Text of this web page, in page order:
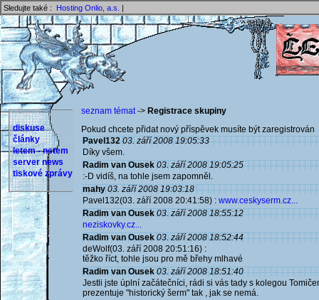
Sledujte také : Hosting Onlio, a.s. |
diskuse
články
letem - netem
server news
tiskové zprávy
seznam témat-> Registrace skupiny
Pokud chcete přidat nový příspěvek musíte být
Pavel132 03. září 2008 19:05:33
Díky všem.
Radim van Ousek 03. září 2008 19:05:25
:-D vidíš, na tohle jsem zapomněl.
mahy 03. září 2008 19:03:18
Pavel132(03. září 2008 20:41:58) : www.ceskyserm.cz...
Radim van Ousek 03. září 2008 18:55:12
neziskovky.cz...
Radim van Ousek 03. září 2008 18:52:44
deWolf(03. září 2008 20:51:16) :
těžko říct, tohle jsou pro mě břehy mlhavé
Radim van Ousek 03. září 2008 18:51:40
Jestli jste úplní začátečníci, rádi si vás tady s kolegou
prezentuje "historický šerm" tak , jak se nemá.